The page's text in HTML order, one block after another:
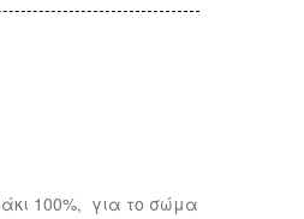
100%, για το σώμα